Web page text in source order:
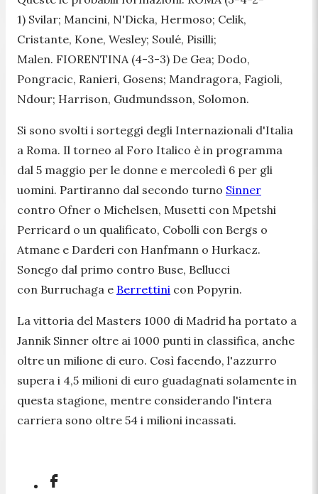
1) Svilar; Mancini, N'Dicka, Hermoso; Celik,
Cristante, Kone, Wesley; Soulé, Pisilli;
Malen. FIORENTINA (4-3-3) De Gea; Dodo,
Pongracic, Ranieri, Gosens; Mandragora, Fagioli,
Ndour; Harrison, Gudmundsson, Solomon.
Si sono svolti i sorteggi degli Internazionali d'Italia
a Roma. Il torneo al Foro Italico è in programma
dal 5 maggio per le donne e mercoledì 6 per gli
uomini. Partiranno dal secondo turno Sinner
contro Ofner o Michelsen, Musetti con Mpetshi
Perricard o un qualificato, Cobolli con Bergs o
Atmane e Darderi con Hanfmann o Hurkacz.
Sonego dal primo contro Buse, Bellucci
con Burruchaga e Berrettini con Popyrin.
La vittoria del Masters 1000 di Madrid ha portato a
Jannik Sinner oltre ai 1000 punti in classifica, anche
oltre un milione di euro. Così facendo, l'azzurro
supera i 4,5 milioni di euro guadagnati solamente in
questa stagione, mentre considerando l'intera
carriera sono oltre 54 i milioni incassati.